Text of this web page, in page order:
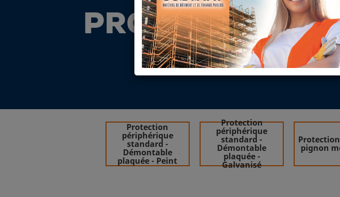
PROTECTION
Protection
périphérique
standard -
Démontable
plaquée - Peint
Protection
périphérique
standard -
Démontable
plaquée -
Galvanisé
pignon